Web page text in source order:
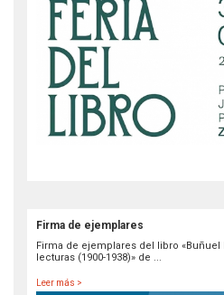
Firma de ejemplares
Firma de ejemplares del libro
lecturas (1900-1938)» de ...
Leer más >